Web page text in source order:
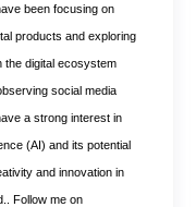
been focusing on
products and exploring
the digital ecosystem
social media
a strong interest in
(AI) and its potential
and innovation in
Follow me on